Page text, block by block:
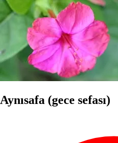
Aynısafa (gece sefası)